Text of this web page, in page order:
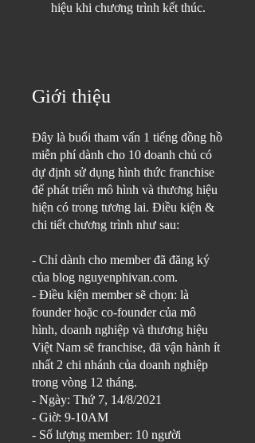
hiệu khi chương trình kết thúc.
Giới thiệu
Đây là buổi tham vấn 1 tiếng đồng hồ
miễn phí dành cho 10 doanh chủ có
dự định sử dụng hình thức franchise
để phát triển mô hình và thương hiệu
hiện có trong tương lai. Điều kiện &
chi tiết chương trình như sau:
- Chỉ dành cho member đã đăng ký
của blog nguyenphivan.com.
- Điều kiện member sẽ chọn: là
founder hoặc co-founder của mô
hình, doanh nghiệp và thương hiệu
Việt Nam sẽ franchise, đã vận hành ít
nhất 2 chi nhánh của doanh nghiệp
trong vòng 12 tháng.
- Ngày: Thứ 7, 14/8/2021
- Giờ: 9-10AM
- Số lượng member: 10 người